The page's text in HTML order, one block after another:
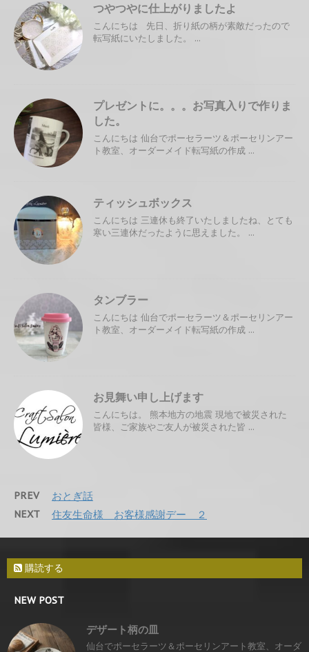
つやつやに仕上がりましたよ
こんにちは 先日、折り紙の柄が素敵だったので
転写紙にいたしました。 ...
プレゼントに。。。お写真入りで作りま
した。
こんにちは 仙台でポーセラーツ＆ポーセリンアー
ト教室、オーダーメイド転写紙の作成 ...
ティッシュボックス
こんにちは 三連休も終了いたしましたね、とても
寒い三連休だったように思えました。 ...
タンブラー
こんにちは 仙台でポーセラーツ＆ポーセリンアー
ト教室、オーダーメイド転写紙の作成 ...
お見舞い申し上げます
こんにちは。 熊本地方の地震 現地で被災された
皆様、ご家族やご友人が被災された皆 ...
PREV おとぎ話
NEXT 住友生命様 お客様感謝デー ２
購読する
NEW POST
デザート柄の皿
仙台でポーセラーツ＆ポーセリンアート教室、オーダ